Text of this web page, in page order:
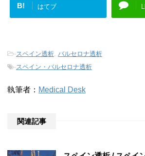
B! はてブ
-スペイン透析, バルセロナ透析
-スペイン・バルセロナ透析
執筆者： Medical Desk
関連記事